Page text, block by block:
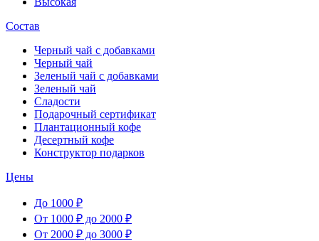
Состав
Черный чай с добавками
Черный чай
Зеленый чай с добавками
Зеленый чай
Сладости
Подарочный сертификат
Плантационный кофе
Десертный кофе
Конструктор подарков
Цены
До 1000 ₽
От 1000 ₽ до 2000 ₽
От 2000 ₽ до 3000 ₽